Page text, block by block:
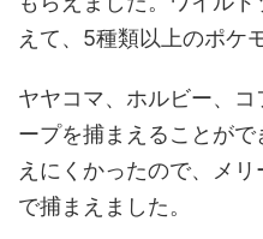
えて、5種類以上のポケ
ヤヤコマ、ホルビー、
ープを捕まえることが
えにくかったので、メ
で捕まえました。